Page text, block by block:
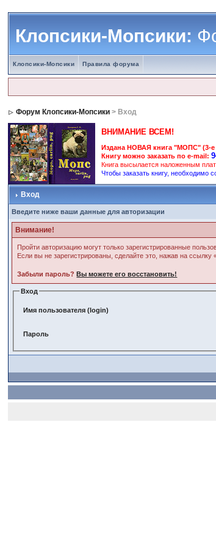
Клопсики-Мопсики:
Клопсики-Мопсики Правила форума
Форум Клопсики-Мопсики > Вход
ВНИМАНИЕ ВСЕМ!
Издана НОВАЯ книга "МОПС" (3-е
Книгу можно заказать по e-mail:
Книга высылается наложенным
Чтобы заказать книгу, необходимо
Вход
Введите ниже ваши данные для авторизации
Внимание!
Пройти авторизацию могут только зарегистрированные
Если вы не зарегистрированы, сделайте это, нажав на ссылку
Забыли пароль?Вы можете его восстановить!
Вход
Имя пользователя (login)
Пароль